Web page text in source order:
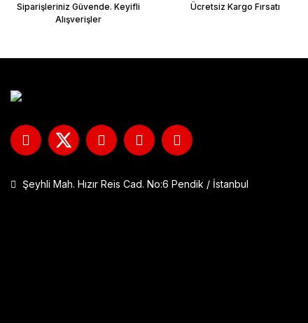
Siparişleriniz Güvende. Keyifli
Alışverişler
Ücretsiz Kargo Fırsatı
Şeyhli Mah. Hızır Reis Cad. No:6 Pendik / İstanbul